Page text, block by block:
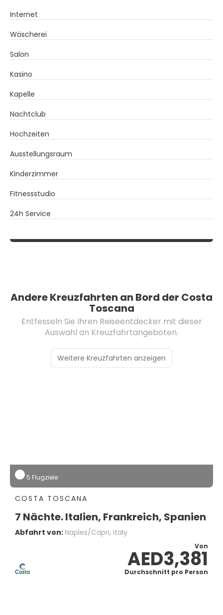
Internet
Wäscherei
Salon
Kasino
Kapelle
Nachtclub
Hochzeiten
Ausstellungsraum
Kinderzimmer
Fitnessstudio
24h Service
Andere Kreuzfahrten an Bord der Costa
Toscana
Entfesseln Sie Ihren Reiseentdecker mit dieser
Auswahl an Kreuzfahrtangeboten.
Weitere Kreuzfahrten anzeigen
5 Flugziele
COSTA TOSCANA
7 Nächte. Italien, Frankreich, Spanien
Abfahrt von: Naples/capri, Italy
Von
AED3,381
Durchschnitt pro Person